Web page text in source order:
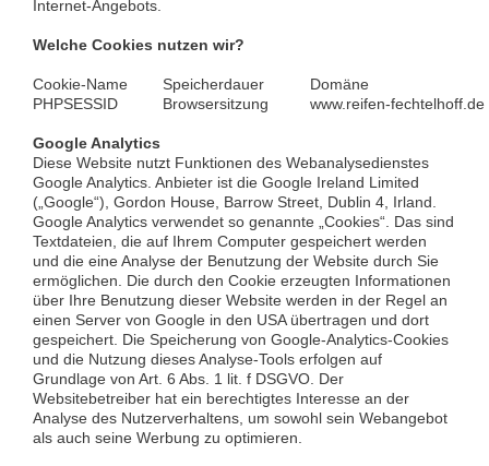
Internet-Angebots.
Welche Cookies nutzen wir?
Cookie-Name Speicherdauer
Domäne
PHPSESSID
Browsersitzung www.reifen-fechtelhoff.de
Google Analytics
Diese Website nutzt Funktionen des Webanalysedienstes
Google Analytics. Anbieter ist die Google Ireland Limited
(„Google“), Gordon House, Barrow Street, Dublin 4, Irland.
Google Analytics verwendet so genannte „Cookies“. Das sind
Textdateien, die auf Ihrem Computer gespeichert werden
und die eine Analyse der Benutzung der Website durch Sie
ermöglichen. Die durch den Cookie erzeugten Informationen
über Ihre Benutzung dieser Website werden in der Regel an
einen Server von Google in den USA übertragen und dort
gespeichert. Die Speicherung von Google-Analytics-Cookies
und die Nutzung dieses Analyse-Tools erfolgen auf
Grundlage von Art. 6 Abs. 1 lit. f DSGVO. Der
Websitebetreiber hat ein berechtigtes Interesse an der
Analyse des Nutzerverhaltens, um sowohl sein Webangebot
als auch seine Werbung zu optimieren.